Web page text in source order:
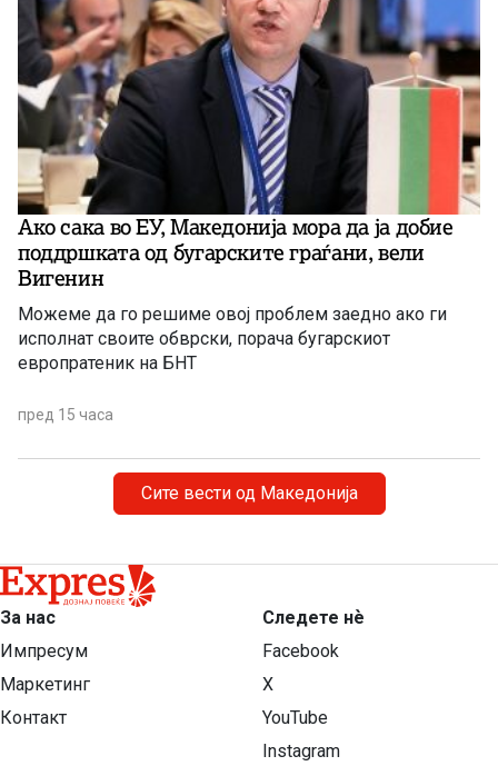
Ако сака во ЕУ, Македонија мора да ја добие
поддршката од бугарските граѓани, вели
Вигенин
Можеме да го решиме овој проблем заедно ако ги
исполнат своите обврски, порача бугарскиот
европратеник на БНТ
пред 15 часа
Сите вести од Македонија
За нас
Импресум
Маркетинг
Контакт
Следете нѐ
Facebook
X
YouTube
Instagram